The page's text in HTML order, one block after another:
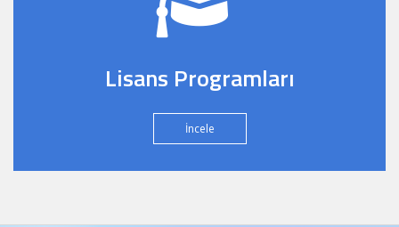
Lisans Programları
İncele